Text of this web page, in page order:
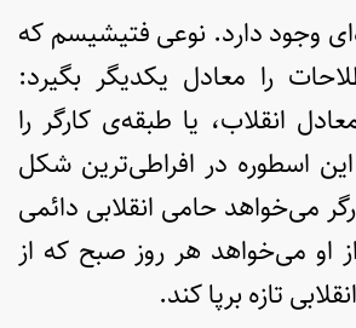
وجود دارد. نوعی فتیشیسم که
را معادل یکدیگر بگیرد:
انقلاب، یا طبقه‌ی کارگر را
این اسطوره در افراطی‌ترین شکل
می‌خواهد حامی انقلابی دائمی
او می‌خواهد هر روز صبح که از
تازه برپا کند.